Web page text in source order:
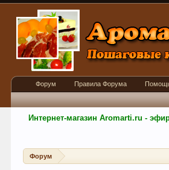
Интернет-магазин Aromarti.ru -
Форум
Форум Правила Форума